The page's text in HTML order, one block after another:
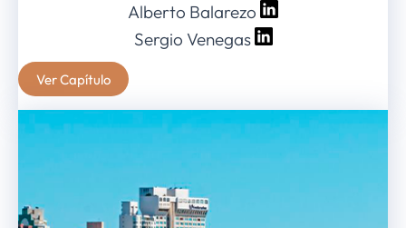
Alberto Balarezo
Sergio Venegas
Ver Capítulo